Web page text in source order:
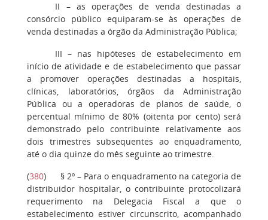
II – as operações de venda destinadas a
consórcio público equiparam-se às operações de
venda destinadas a órgão da Administração Pública;
III – nas hipóteses de estabelecimento em
início de atividade e de estabelecimento que passar
a promover operações destinadas a hospitais,
clínicas, laboratórios, órgãos da Administração
Pública ou a operadoras de planos de saúde, o
percentual mínimo de 80% (oitenta por cento) será
demonstrado pelo contribuinte relativamente aos
dois trimestres subsequentes ao enquadramento,
até o dia quinze do mês seguinte ao trimestre.
(380) § 2º – Para o enquadramento na categoria de
distribuidor hospitalar, o contribuinte protocolizará
requerimento na Delegacia Fiscal a que o
estabelecimento estiver circunscrito, acompanhado